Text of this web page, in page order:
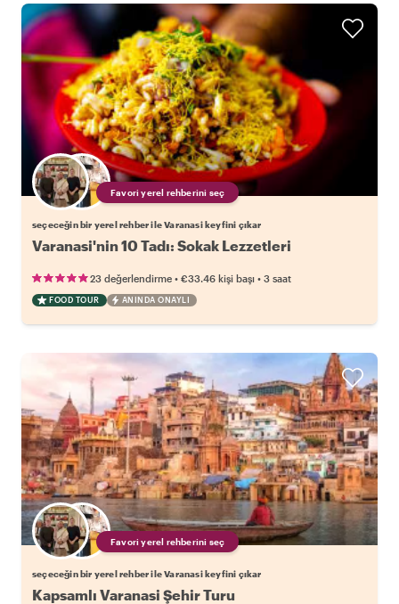
Favori yerel rehberini seç
seçeceğin bir yerel rehber ile Varanasi keyfini çıkar
Varanasi'nin 10 Tadı: Sokak Lezzetleri
23 değerlendirme • €33.46 kişi başı • 3 saat
FOOD TOUR ANINDA ONAYLI
Favori yerel rehberini seç
seçeceğin bir yerel rehber ile Varanasi keyfini çıkar
Kapsamlı Varanasi Şehir Turu